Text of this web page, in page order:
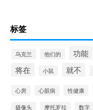
标签
乌克兰 他们的 功能
将在 小鼠 就不
心房 心脏病 性健康
摄像头 摩托罗拉 数字